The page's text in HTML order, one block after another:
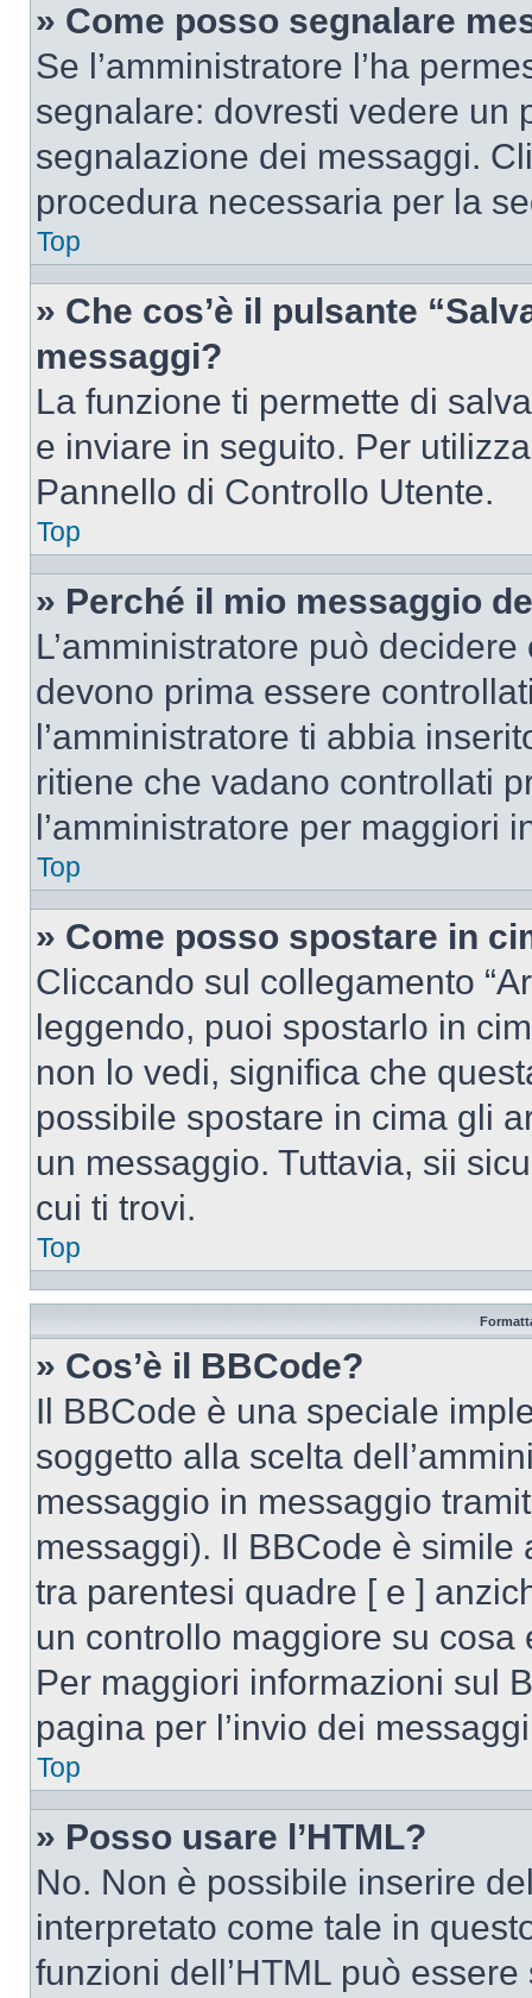
» Come posso segnalare
Se l’amministratore l’ha
segnalare: dovresti vedere un
segnalazione dei messaggi.
procedura necessaria per la
Top
» Che cos’è il pulsante
messaggi?
La funzione ti permette di
e inviare in seguito. Per
Pannello di Controllo Utente.
Top
» Perché il mio messaggio
L’amministratore può
devono prima essere
l’amministratore ti abbia
ritiene che vadano controllati
l’amministratore per maggiori
Top
» Come posso spostare in
Cliccando sul collegamento
leggendo, puoi spostarlo in
non lo vedi, significa che
possibile spostare in cima gli
un messaggio. Tuttavia, sii
cui ti trovi.
Top
» Cos’è il BBCode?
Il BBCode è una speciale
soggetto alla scelta
messaggio in messaggio
messaggi). Il BBCode è simile
tra parentesi quadre [ e ]
un controllo maggiore su
Per maggiori informazioni sul
pagina per l’invio dei
Top
» Posso usare l’HTML?
No. Non è possibile inserire
interpretato come tale in
funzioni dell’HTML può